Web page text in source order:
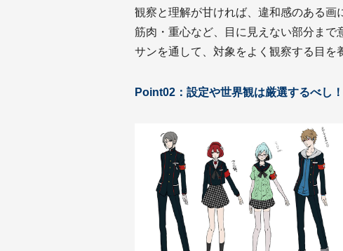
観察と理解が甘ければ、違和感のある画
筋肉・重心など、目に見えない部分まで
サンを通して、対象をよく観察する目を
Point02：設定や世界観は厳選するべし！